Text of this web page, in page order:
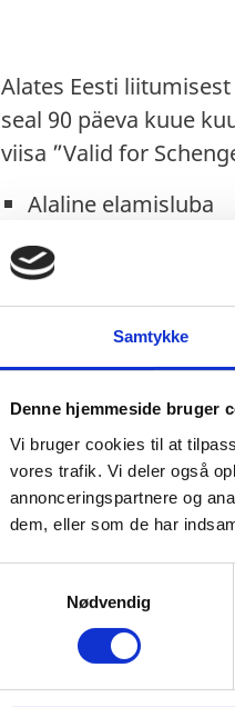
Samtykke
Denne hjemmeside bruger
Vi bruger cookies til at
vores trafik. Vi deler også
annonceringspartnere og
dem, eller som de har
Nødvendig
Alates Eesti
seal 90 päeva kuue
viisa ”Valid for
Alaline elamisluba
Tähtajaline
EL kodaniku
Kuigi Schengeni
kaarti. Erinevatel
õigus isikut
mainitud
kaasas olema pass ja
Elamis- ja tööloa